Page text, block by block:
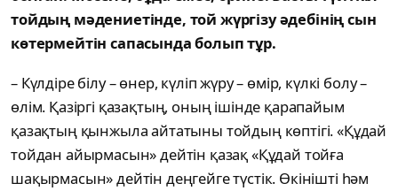
тойдың мәдениетінде, той жүргізу әдебінің сын
көтермейтін сапасында болып тұр.
– Күлдіре білу – өнер, күліп жүру – өмір, күлкі болу –
өлім. Қазіргі қазақтың, оның ішінде қарапайым
қазақтың қынжыла айтатыны тойдың көптігі. «Құдай
тойдан айырмасын» дейтін қазақ «Құдай тойға
шақырмасын» дейтін деңгейге түстік. Өкінішті һәм